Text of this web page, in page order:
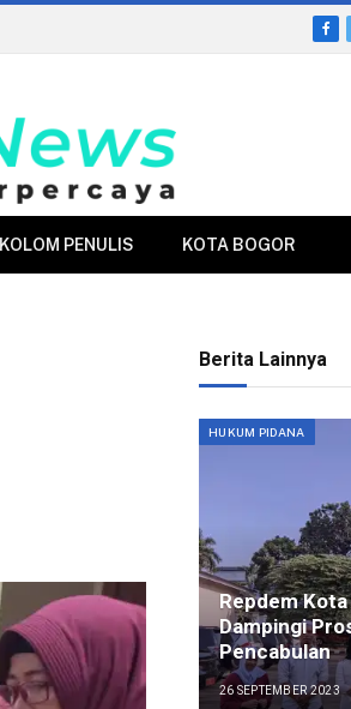
KOLOM PENULIS KOTA BOGOR
Berita Lainnya
HUKUM PIDANA
Repdem
Dampingi
Pencabulan
26 SEPTEMBER 2023